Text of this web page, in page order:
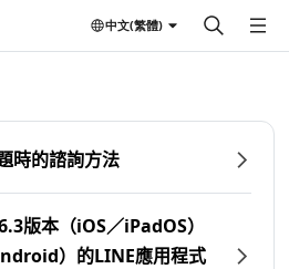
中文(繁體)
時的諮詢方法
版本（iOS／iPadOS）
）的LINE應用程式